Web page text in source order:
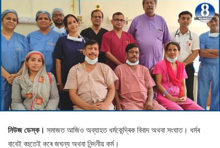
নিউজ ডেস্ক। সমাজত আজিও অব্যাহত ধৰ্মকেন্দ্ৰিক বিবাদ অথবা সংঘাত। ধৰ্মৰ
বাবেই বহুতেই কৰে জঘন্য অথবা নিন্দনীয় কৰ্ম।